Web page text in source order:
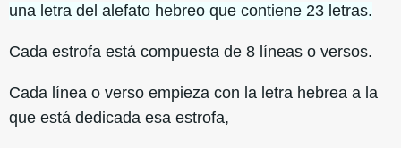
una letra del alefato hebreo que contiene 23 letras.
Cada estrofa está compuesta de 8 líneas o versos.
Cada línea o verso empieza con la letra hebrea a la
que está dedicada esa estrofa,